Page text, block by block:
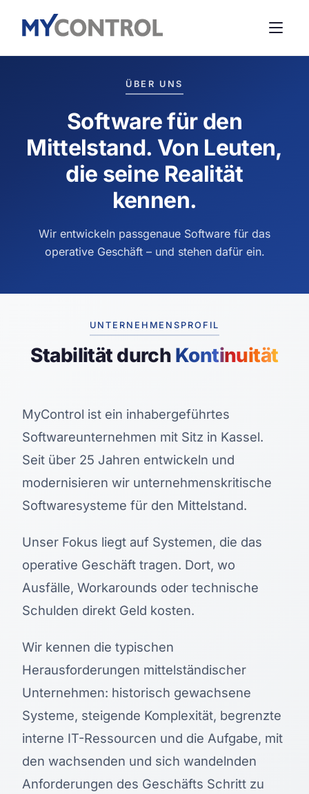
ÜBER UNS
Software für den
Mittelstand. Von Leuten,
die seine Realität
kennen.
Wir entwickeln passgenaue Software für das
operative Geschäft – und stehen dafür ein.
UNTERNEHMENSPROFIL
Stabilität durch Kontinuität
MyControl ist ein inhabergeführtes
Softwareunternehmen mit Sitz in Kassel.
Seit über 25 Jahren entwickeln und
modernisieren wir unternehmenskritische
Softwaresysteme für den Mittelstand.
Unser Fokus liegt auf Systemen, die das
operative Geschäft tragen. Dort, wo
Ausfälle, Workarounds oder technische
Schulden direkt Geld kosten.
Wir kennen die typischen
Herausforderungen mittelständischer
Unternehmen: historisch gewachsene
Systeme, steigende Komplexität, begrenzte
interne IT-Ressourcen und die Aufgabe, mit
den wachsenden und sich wandelnden
Anforderungen des Geschäfts Schritt zu